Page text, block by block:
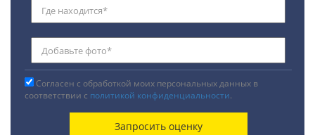
Согласен с обработкой моих персональных данных в
соответствии с политикой конфиденциальности.